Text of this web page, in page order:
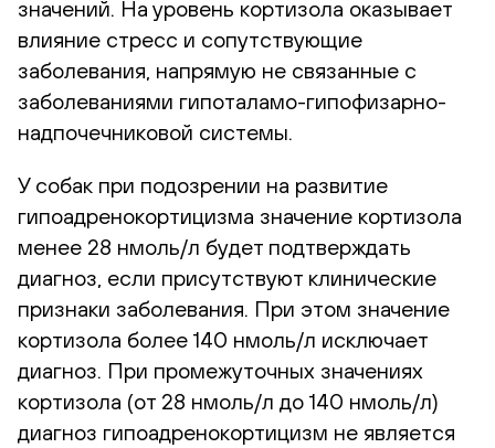
значений. На уровень кортизола оказывает
влияние стресс и сопутствующие
заболевания, напрямую не связанные с
заболеваниями гипоталамо-гипофизарно-
надпочечниковой системы.
У собак при подозрении на развитие
гипоадренокортицизма значение кортизола
менее 28 нмоль/л будет подтверждать
диагноз, если присутствуют клинические
признаки заболевания. При этом значение
кортизола более 140 нмоль/л исключает
диагноз. При промежуточных значениях
кортизола (от 28 нмоль/л до 140 нмоль/л)
диагноз гипоадренокортицизм не является